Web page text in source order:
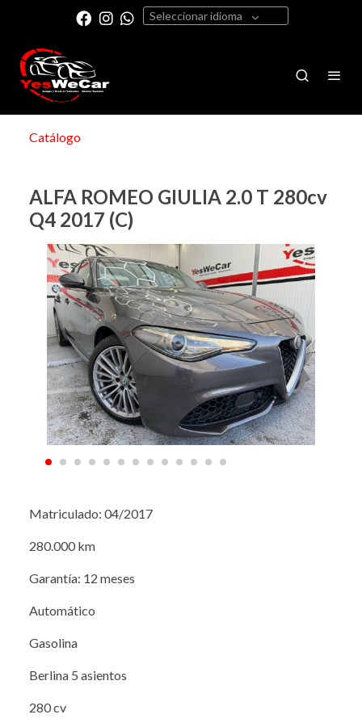
Seleccionar idioma
Catálogo
ALFA ROMEO GIULIA 2.0 T 280cv
Q4 2017 (C)
Matriculado: 04/2017
280.000 km
Garantía: 12 meses
Automático
Gasolina
Berlina 5 asientos
280 cv